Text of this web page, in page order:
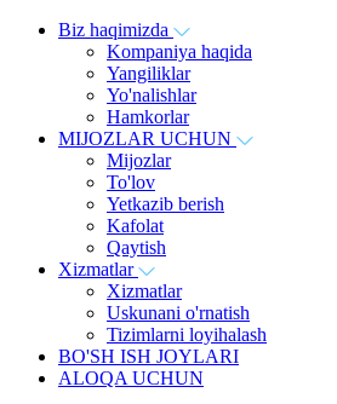
Biz haqimizda
Kompaniya haqida
Yangiliklar
Yo'nalishlar
Hamkorlar
MIJOZLAR UCHUN
Mijozlar
To'lov
Yetkazib berish
Kafolat
Qaytish
Xizmatlar
Xizmatlar
Uskunani o'rnatish
Tizimlarni loyihalash
BO'SH ISH JOYLARI
ALOQA UCHUN